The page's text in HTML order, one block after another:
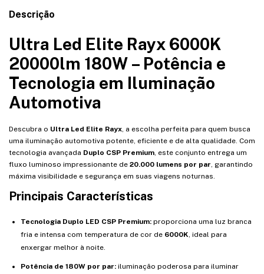
Descrição
Ultra Led Elite Rayx 6000K
20000lm 180W – Potência e
Tecnologia em Iluminação
Automotiva
Descubra o Ultra Led Elite Rayx , a escolha perfeita para quem busca
uma iluminação automotiva potente, eficiente e de alta qualidade. Com
tecnologia avançada Duplo CSP Premium , este conjunto entrega um
fluxo luminoso impressionante de 20.000 lumens por par , garantindo
máxima visibilidade e segurança em suas viagens noturnas.
Principais Características
Tecnologia Duplo LED CSP Premium: proporciona uma luz branca
fria e intensa com temperatura de cor de 6000K , ideal para
enxergar melhor à noite.
Potência de 180W por par: iluminação poderosa para iluminar